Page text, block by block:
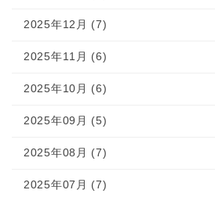
2025年12月 (7)
2025年11月 (6)
2025年10月 (6)
2025年09月 (5)
2025年08月 (7)
2025年07月 (7)